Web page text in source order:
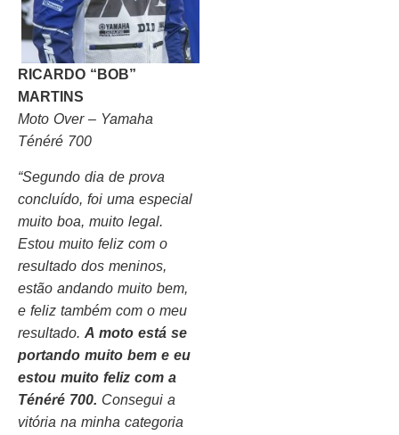
RICARDO “BOB”
MARTINS
Moto Over – Yamaha
Ténéré 700
“Segundo dia de prova
concluído, foi uma especial
muito boa, muito legal.
Estou muito feliz com o
resultado dos meninos,
estão andando muito bem,
e feliz também com o meu
resultado. A moto está se
portando muito bem e eu
estou muito feliz com a
Ténéré 700. Consegui a
vitória na minha categoria